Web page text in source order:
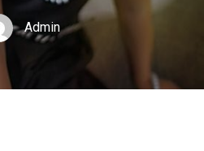
Admin